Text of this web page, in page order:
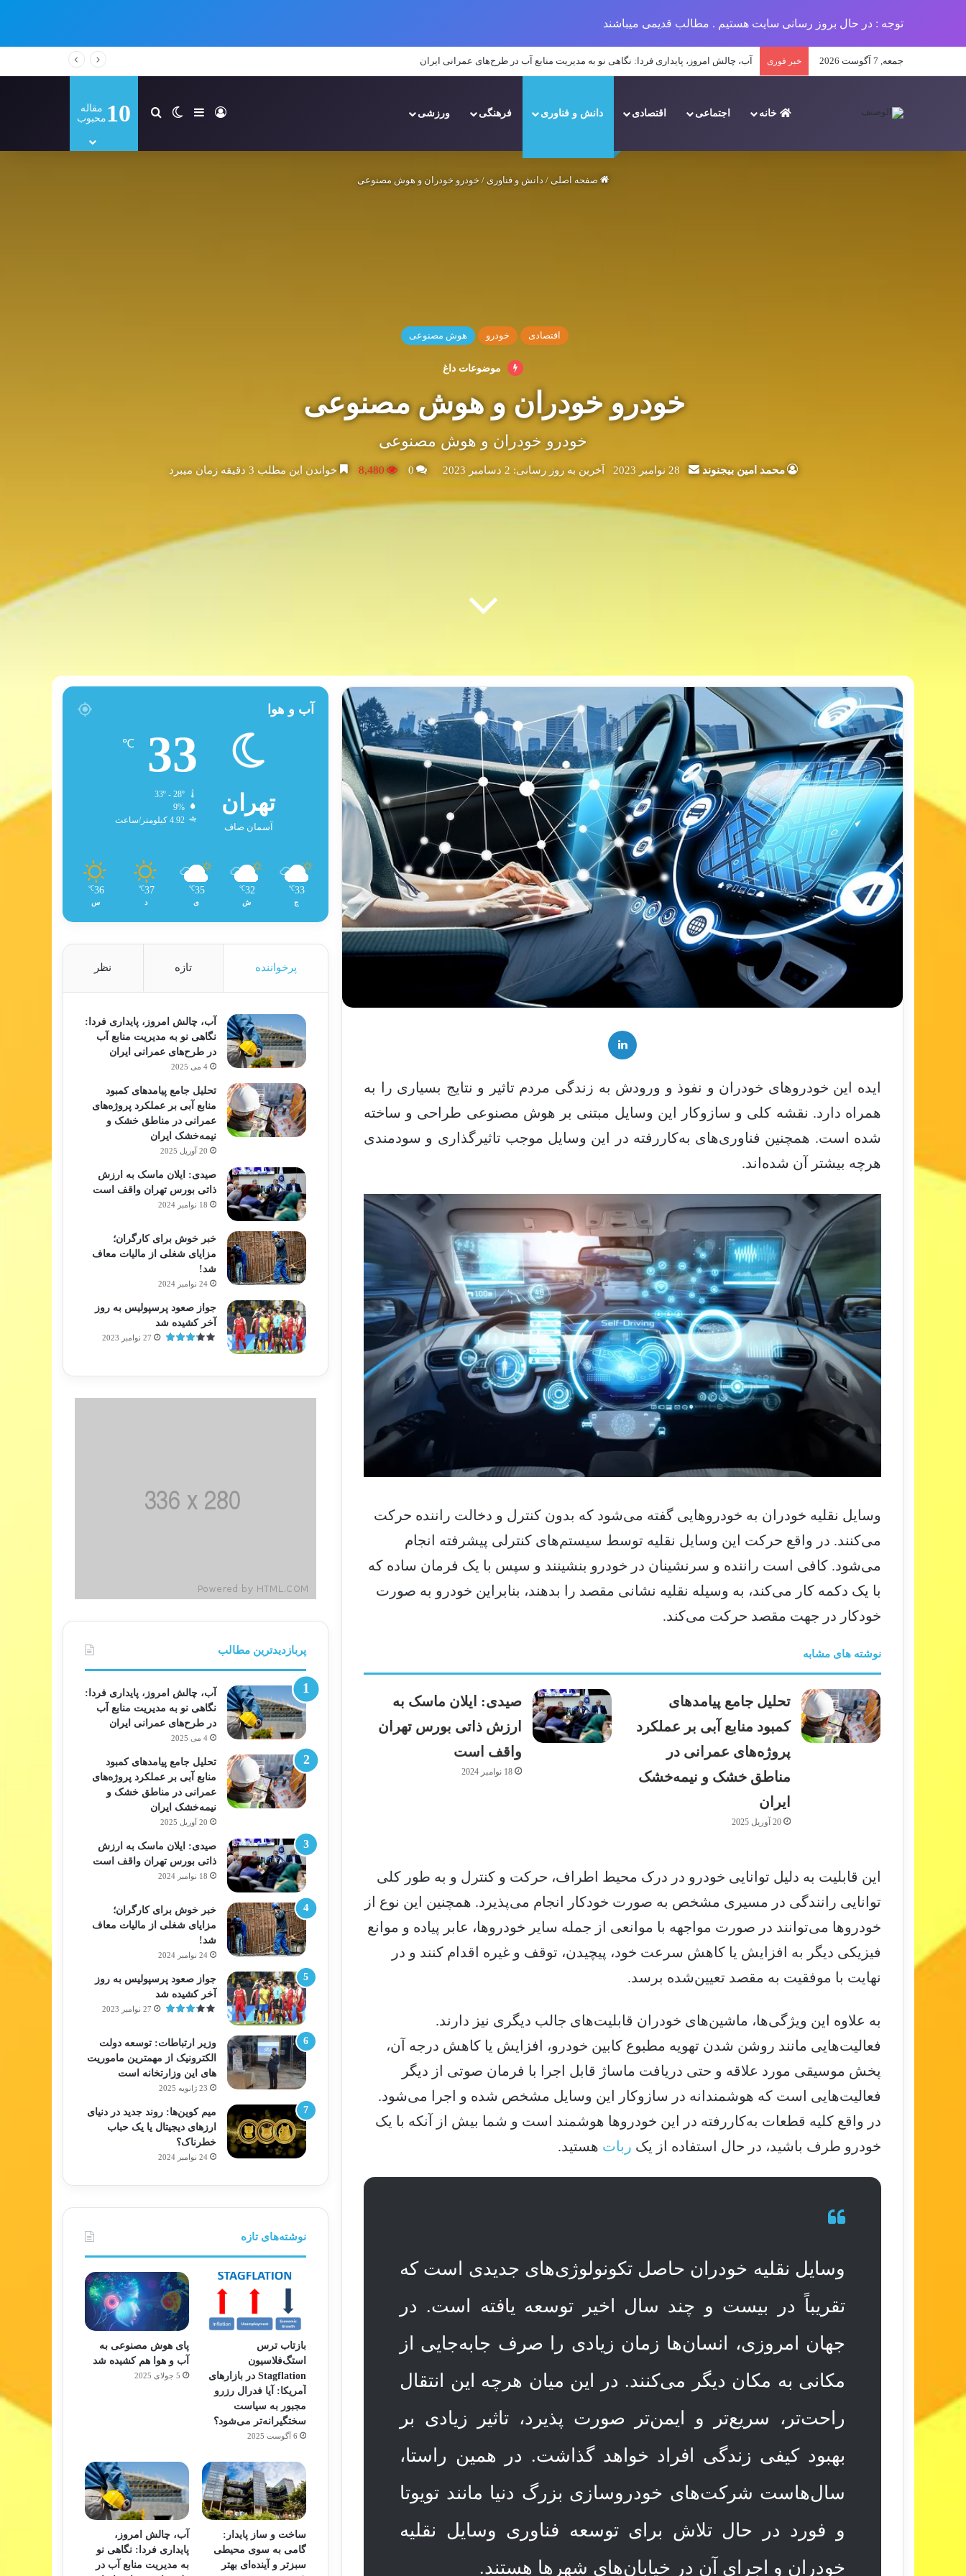
توجه : در حال بروز رسانی سایت هستیم . مطالب قدیمی میباشند
جمعه, 7 آگوست 2026 خبر فوری آب، چالش امروز، پایداری فردا: نگاهی نو به مدیریت منابع آب در طرح‌های عمرانی ایران
خانه اجتماعی اقتصادی دانش و فناوری فرهنگی ورزشی ورودسایدبارتغییر پوسته
جستجو برای
10 مقاله
محبوب
صفحه اصلی / دانش و فناوری / خودرو خودران و هوش مصنوعی
اقتصادی خودرو هوش مصنوعی
موضوعات داغ
خودرو خودران و هوش مصنوعی
خودرو خودران و هوش مصنوعی
محمد امین بیجنوند
ارسال
28 نوامبر 2023 آخرین به روز رسانی: 2 دسامبر 2023 0
8,480 خواندن این مطلب 3 دقیقه زمان میبرد
ایده این خودروهای خودران و نفوذ و ورودش به زندگی مردم تاثیر و نتایج بسیاری را به
همراه دارد. نقشه کلی و سازوکار این وسایل مبتنی بر هوش مصنوعی طراحی و ساخته
شده است. همچنین فناوری‌های به‌کاررفته در این وسایل موجب تاثیرگذاری و سودمندی
هرچه بیشتر آن شده‌اند.
وسایل نقلیه خودران به خودروهایی گفته می‌شود که بدون کنترل و دخالت راننده حرکت
می‌کنند. در واقع حرکت این وسایل نقلیه توسط سیستم‌های کنترلی پیشرفته انجام
می‌شود. کافی است راننده و سرنشینان در خودرو بنشینند و سپس با یک فرمان ساده که
با یک دکمه کار می‌کند، به وسیله نقلیه نشانی مقصد را بدهند، بنابراین خودرو به صورت
خودکار در جهت مقصد حرکت می‌کند.
نوشته های مشابه
تحلیل جامع پیامدهای
کمبود منابع آبی بر عملکرد
پروژه‌های عمرانی در
مناطق خشک و نیمه‌خشک
ایران
20 آوریل 2025
صیدی: ایلان ماسک به
ارزش ذاتی بورس تهران
واقف است
18 نوامبر 2024
این قابلیت به دلیل توانایی خودرو در درک محیط اطراف، حرکت و کنترل و به طور کلی
توانایی رانندگی در مسیری مشخص به صورت خودکار انجام می‌پذیرد. همچنین این نوع از
خودروها می‌توانند در صورت مواجهه با موانعی از جمله سایر خودروها، عابر پیاده و موانع
فیزیکی دیگر به افزایش یا کاهش سرعت خود، پیچیدن، توقف و غیره اقدام کنند و در
نهایت با موفقیت به مقصد تعیین‌شده برسد.
به علاوه این ویژگی‌ها، ماشین‌های خودران قابلیت‌های جالب دیگری نیز دارند.
فعالیت‌هایی مانند روشن شدن تهویه مطبوع کابین خودرو، افزایش یا کاهش درجه آن،
پخش موسیقی مورد علاقه و حتی دریافت ماساژ قابل اجرا با فرمان صوتی از دیگر
فعالیت‌هایی است که هوشمندانه در سازوکار این وسایل مشخص شده و اجرا می‌شود.
در واقع کلیه‌ قطعات به‌کاررفته در این خودروها هوشمند است و شما بیش از آنکه با یک
خودرو طرف باشید، در حال استفاده از یک ربات هستید.
وسایل نقلیه خودران حاصل تکونولوژی‌های جدیدی است که
تقریباً در بیست و چند سال اخیر توسعه یافته است. در
جهان امروزی، انسان‌ها زمان زیادی را صرف جابه‌جایی از
مکانی به مکان دیگر می‌کنند. در این میان هرچه این انتقال
راحت‌تر، سریع‌تر و ایمن‌تر صورت پذیرد، تاثیر زیادی بر
بهبود کیفی زندگی افراد خواهد گذاشت. در همین راستا،
سال‌هاست شرکت‌های خودروسازی بزرگ دنیا مانند تویوتا
و فورد در حال تلاش برای توسعه فناوری وسایل نقلیه
خودران و اجرای آن در خیابان‌های شهرها هستند.
آب و هوا
تهران
آسمان صاف
33
℃
9%
4.92 کیلومتر/ساعت
33
℃
ج
32
℃
ش
35
℃
ی
37
℃
د
36
℃
س
پرخواننده تازه نظر
آب، چالش امروز، پایداری فردا:
نگاهی نو به مدیریت منابع آب
در طرح‌های عمرانی ایران
4 می 2025
تحلیل جامع پیامدهای کمبود
منابع آبی بر عملکرد پروژه‌های
عمرانی در مناطق خشک و
نیمه‌خشک ایران
20 آوریل 2025
صیدی: ایلان ماسک به ارزش
ذاتی بورس تهران واقف است
18 نوامبر 2024
خبر خوش برای کارگران؛
مزایای شغلی از مالیات معاف
شد!
24 نوامبر 2024
جواز صعود پرسپولیس به روز
آخر کشیده شد
27 نوامبر 2023
پربازدیدترین مطالب
آب، چالش امروز، پایداری فردا:
نگاهی نو به مدیریت منابع آب
در طرح‌های عمرانی ایران
4 می 2025
تحلیل جامع پیامدهای کمبود
منابع آبی بر عملکرد پروژه‌های
عمرانی در مناطق خشک و
نیمه‌خشک ایران
20 آوریل 2025
صیدی: ایلان ماسک به ارزش
ذاتی بورس تهران واقف است
18 نوامبر 2024
خبر خوش برای کارگران؛
مزایای شغلی از مالیات معاف
شد!
24 نوامبر 2024
جواز صعود پرسپولیس به روز
آخر کشیده شد
27 نوامبر 2023
وزیر ارتباطات: توسعه دولت
الکترونیک از مهمترین ماموریت
های این وزارتخانه است
23 ژانویه 2025
میم کوین‌ها: روند جدید در دنیای
ارزهای دیجیتال یا یک حباب
خطرناک؟
24 نوامبر 2024
نوشته‌های تازه
بازتاب ترس
استگ‌فلاسیون
Stagflation در بازارهای
آمریکا: آیا فدرال رزرو
مجبور به سیاست
سختگیرانه‌تر می‌شود؟
6 آگوست 2025
پای هوش مصنوعی به
آب و هوا هم کشیده شد
5 جولای 2025
ساخت و ساز پایدار:
گامی به سوی محیطی
سبزتر و آینده‌ای بهتر
آب، چالش امروز،
پایداری فردا: نگاهی نو
به مدیریت منابع آب در